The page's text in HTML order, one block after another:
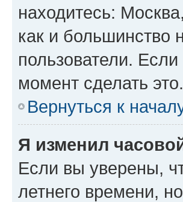
находитесь:
как и большинство
пользователи.
момент сделать это.
Вернуться к
Я изменил
Если вы уверены,
летнего времени,